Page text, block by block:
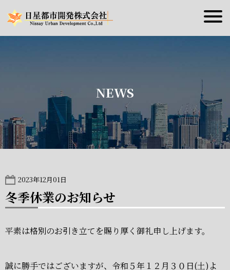
NEWS
2023年12月01日
冬季休業のお知らせ
平素は格別のお引き立てを賜り厚く御礼申し上げます。
誠に勝手ではございますが、令和５年１２月３０日(土)よ